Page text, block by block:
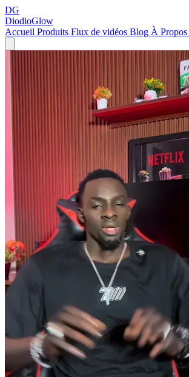
DG
DiodioGlow
Accueil Produits Flux de vidéos Blog À Propos